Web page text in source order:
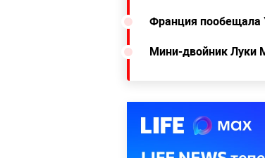
Франция пообещала
Мини-двойник Луки